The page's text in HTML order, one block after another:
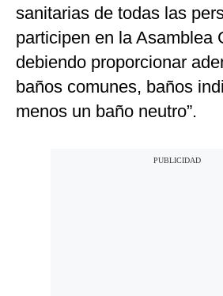
sanitarias de todas las
participen en la Asamblea
debiendo proporcionar
baños comunes, baños
menos un baño neutro”.